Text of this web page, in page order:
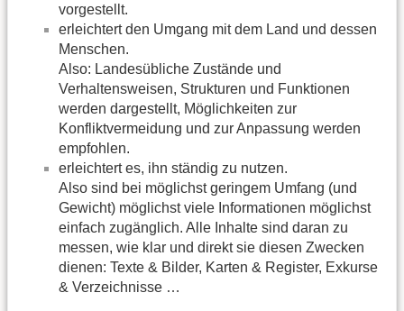
vorgestellt.
erleichtert den Umgang mit dem Land und dessen
Menschen.
Also: Landesübliche Zustände und
Verhaltensweisen, Strukturen und Funktionen
werden dargestellt, Möglichkeiten zur
Konfliktvermeidung und zur Anpassung werden
empfohlen.
erleichtert es, ihn ständig zu nutzen.
Also sind bei möglichst geringem Umfang (und
Gewicht) möglichst viele Informationen möglichst
einfach zugänglich. Alle Inhalte sind daran zu
messen, wie klar und direkt sie diesen Zwecken
dienen: Texte & Bilder, Karten & Register, Exkurse
& Verzeichnisse …